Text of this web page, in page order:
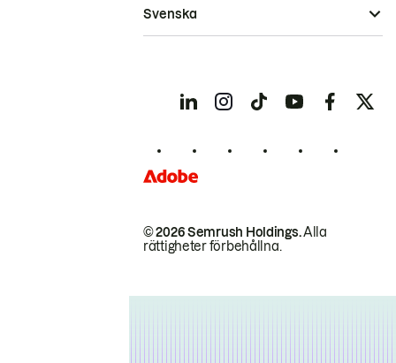
© 2026 Semrush Holdings.Alla
rättigheter förbehållna.
Svenska